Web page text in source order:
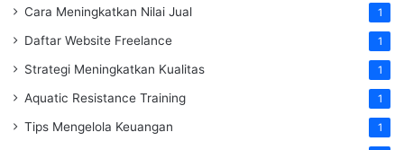
Cara Meningkatkan Nilai Jual 1
Daftar Website Freelance 1
Strategi Meningkatkan Kualitas 1
Aquatic Resistance Training 1
Tips Mengelola Keuangan 1